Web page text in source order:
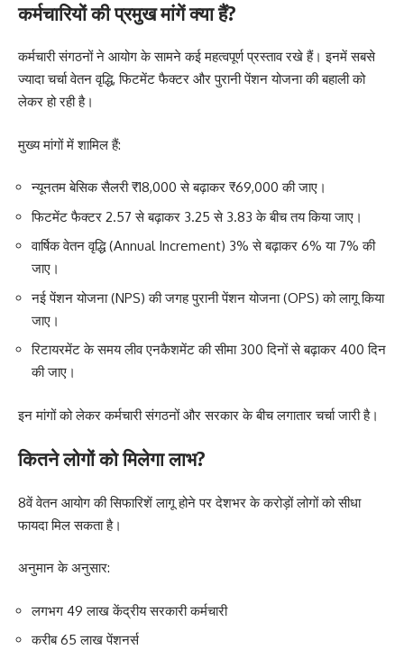
कर्मचारियों की प्रमुख मांगें क्या हैं?
कर्मचारी संगठनों ने आयोग के सामने कई महत्वपूर्ण प्रस्ताव रखे हैं। इनमें सबसे
ज्यादा चर्चा वेतन वृद्धि, फिटमेंट फैक्टर और पुरानी पेंशन योजना की बहाली को
लेकर हो रही है।
मुख्य मांगों में शामिल हैं:
न्यूनतम बेसिक सैलरी ₹18,000 से बढ़ाकर ₹69,000 की जाए।
फिटमेंट फैक्टर 2.57 से बढ़ाकर 3.25 से 3.83 के बीच तय किया जाए।
वार्षिक वेतन वृद्धि (Annual Increment) 3% से बढ़ाकर 6% या 7% की
जाए।
नई पेंशन योजना (NPS) की जगह पुरानी पेंशन योजना (OPS) को लागू किया
जाए।
रिटायरमेंट के समय लीव एनकैशमेंट की सीमा 300 दिनों से बढ़ाकर 400 दिन
की जाए।
इन मांगों को लेकर कर्मचारी संगठनों और सरकार के बीच लगातार चर्चा जारी है।
कितने लोगों को मिलेगा लाभ?
8वें वेतन आयोग की सिफारिशें लागू होने पर देशभर के करोड़ों लोगों को सीधा
फायदा मिल सकता है।
अनुमान के अनुसार:
लगभग 49 लाख केंद्रीय सरकारी कर्मचारी
करीब 65 लाख पेंशनर्स